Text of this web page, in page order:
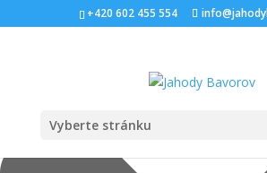
Spravovat Souhlas s cookies
+420 602 455 554
Vyberte stránku